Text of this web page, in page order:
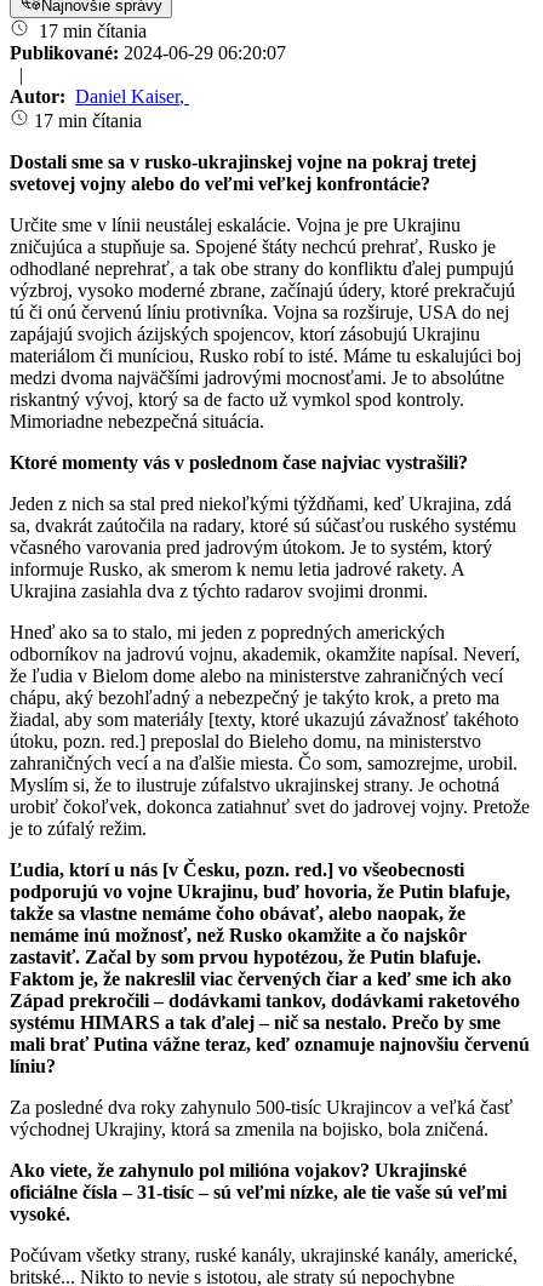
Najnovšie správy
17 min čítania
Publikované: 2024-06-29 06:20:07
|
Autor: Daniel Kaiser,
17 min čítania
Dostali sme sa v rusko-ukrajinskej vojne na pokraj tretej
svetovej vojny alebo do veľmi veľkej konfrontácie?
Určite sme v línii neustálej eskalácie. Vojna je pre Ukrajinu
zničujúca a stupňuje sa. Spojené štáty nechcú prehrať, Rusko je
odhodlané neprehrať, a tak obe strany do konfliktu ďalej pumpujú
výzbroj, vysoko moderné zbrane, začínajú údery, ktoré prekračujú
tú či onú červenú líniu protivníka. Vojna sa rozširuje, USA do nej
zapájajú svojich ázijských spojencov, ktorí zásobujú Ukrajinu
materiálom či muníciou, Rusko robí to isté. Máme tu eskalujúci boj
medzi dvoma najväčšími jadrovými mocnosťami. Je to absolútne
riskantný vývoj, ktorý sa de facto už vymkol spod kontroly.
Mimoriadne nebezpečná situácia.
Ktoré momenty vás v poslednom čase najviac vystrašili?
Jeden z nich sa stal pred niekoľkými týždňami, keď Ukrajina, zdá
sa, dvakrát zaútočila na radary, ktoré sú súčasťou ruského systému
včasného varovania pred jadrovým útokom. Je to systém, ktorý
informuje Rusko, ak smerom k nemu letia jadrové rakety. A
Ukrajina zasiahla dva z týchto radarov svojimi dronmi.
Hneď ako sa to stalo, mi jeden z popredných amerických
odborníkov na jadrovú vojnu, akademik, okamžite napísal. Neverí,
že ľudia v Bielom dome alebo na ministerstve zahraničných vecí
chápu, aký bezohľadný a nebezpečný je takýto krok, a preto ma
žiadal, aby som materiály [texty, ktoré ukazujú závažnosť takéhoto
útoku, pozn. red.] preposlal do Bieleho domu, na ministerstvo
zahraničných vecí a na ďalšie miesta. Čo som, samozrejme, urobil.
Myslím si, že to ilustruje zúfalstvo ukrajinskej strany. Je ochotná
urobiť čokoľvek, dokonca zatiahnuť svet do jadrovej vojny. Pretože
je to zúfalý režim.
Ľudia, ktorí u nás [v Česku, pozn. red.] vo všeobecnosti
podporujú vo vojne Ukrajinu, buď hovoria, že Putin blafuje,
takže sa vlastne nemáme čoho obávať, alebo naopak, že
nemáme inú možnosť, než Rusko okamžite a čo najskôr
zastaviť. Začal by som prvou hypotézou, že Putin blafuje.
Faktom je, že nakreslil viac červených čiar a keď sme ich ako
Západ prekročili – dodávkami tankov, dodávkami raketového
systému HIMARS a tak ďalej – nič sa nestalo. Prečo by sme
mali brať Putina vážne teraz, keď oznamuje najnovšiu červenú
líniu?
Za posledné dva roky zahynulo 500-tisíc Ukrajincov a veľká časť
východnej Ukrajiny, ktorá sa zmenila na bojisko, bola zničená.
Ako viete, že zahynulo pol milióna vojakov? Ukrajinské
oficiálne čísla – 31-tisíc – sú veľmi nízke, ale tie vaše sú veľmi
vysoké.
Počúvam všetky strany, ruské kanály, ukrajinské kanály, americké,
britské... Nikto to nevie s istotou, ale straty sú nepochybne